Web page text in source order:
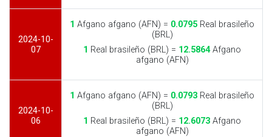
2024-10-
07
1 Afgano afgano (AFN) = 0.0795 Real brasileño
(BRL)
1 Real brasileño (BRL) = 12.5864Afgano
afgano (AFN)
2024-10-
06
1 Afgano afgano (AFN) = 0.0793 Real brasileño
(BRL)
1 Real brasileño (BRL) = 12.6073 Afgano
afgano (AFN)